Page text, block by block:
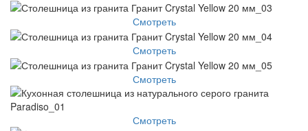
Смотреть
Смотреть
Смотреть
Смотреть